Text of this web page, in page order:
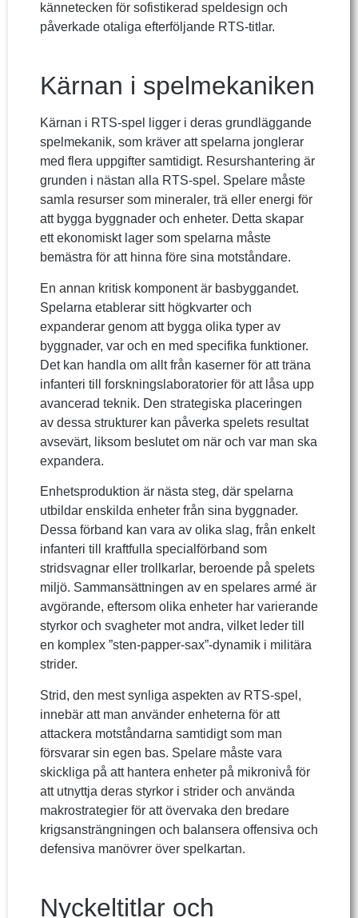
kännetecken för sofistikerad speldesign och
påverkade otaliga efterföljande RTS-titlar.
Kärnan i spelmekaniken
Kärnan i RTS-spel ligger i deras grundläggande
spelmekanik, som kräver att spelarna jonglerar
med flera uppgifter samtidigt. Resurshantering är
grunden i nästan alla RTS-spel. Spelare måste
samla resurser som mineraler, trä eller energi för
att bygga byggnader och enheter. Detta skapar
ett ekonomiskt lager som spelarna måste
bemästra för att hinna före sina motståndare.
En annan kritisk komponent är basbyggandet.
Spelarna etablerar sitt högkvarter och
expanderar genom att bygga olika typer av
byggnader, var och en med specifika funktioner.
Det kan handla om allt från kaserner för att träna
infanteri till forskningslaboratorier för att låsa upp
avancerad teknik. Den strategiska placeringen
av dessa strukturer kan påverka spelets resultat
avsevärt, liksom beslutet om när och var man ska
expandera.
Enhetsproduktion är nästa steg, där spelarna
utbildar enskilda enheter från sina byggnader.
Dessa förband kan vara av olika slag, från enkelt
infanteri till kraftfulla specialförband som
stridsvagnar eller trollkarlar, beroende på spelets
miljö. Sammansättningen av en spelares armé är
avgörande, eftersom olika enheter har varierande
styrkor och svagheter mot andra, vilket leder till
en komplex ”sten-papper-sax”-dynamik i militära
strider.
Strid, den mest synliga aspekten av RTS-spel,
innebär att man använder enheterna för att
attackera motståndarna samtidigt som man
försvarar sin egen bas. Spelare måste vara
skickliga på att hantera enheter på mikronivå för
att utnyttja deras styrkor i strider och använda
makrostrategier för att övervaka den bredare
krigsansträngningen och balansera offensiva och
defensiva manövrer över spelkartan.
Nyckeltitlar och